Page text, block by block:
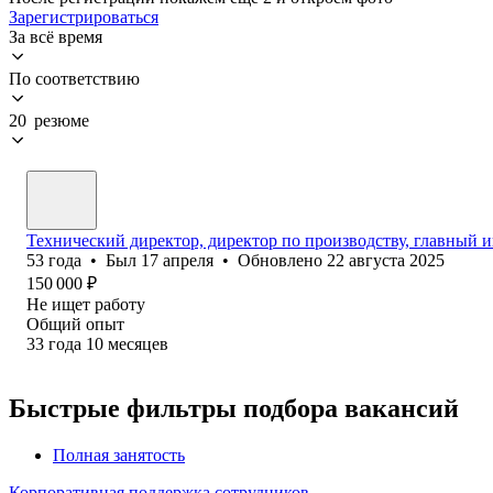
Зарегистрироваться
За всё время
По соответствию
20 резюме
Технический директор, директор по производству, главный
53 года • Был 17 апреля • Обновлено 22 августа 2025
150 000 ₽
Не ищет работу
Общий опыт
33 года 10 месяцев
Быстрые фильтры подбора вакансий
Полная занятость